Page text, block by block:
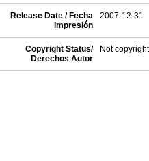
Release Date / Fecha
impresión
2007-12-31
Copyright Status/
Derechos Autor
Not